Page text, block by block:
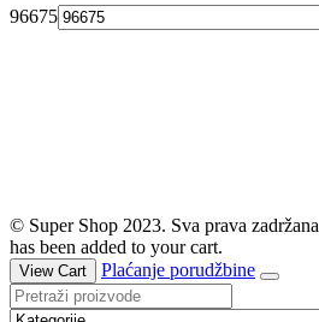
96675
© Super Shop 2023. Sva prava zadržana
has been added to your cart.
View Cart Plaćanje porudžbine